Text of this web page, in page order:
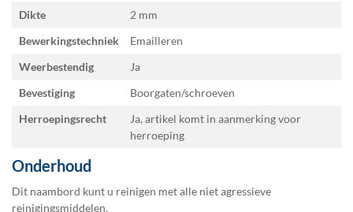
Dikte
2 mm
Bewerkingstechniek
Emailleren
Weerbestendig
Ja
Bevestiging
Boorgaten/schroeven
Herroepingsrecht
Ja, artikel komt in aanmerking voor
herroeping
Onderhoud
Dit naambord kunt u reinigen met alle niet agressieve
reinigingsmiddelen.